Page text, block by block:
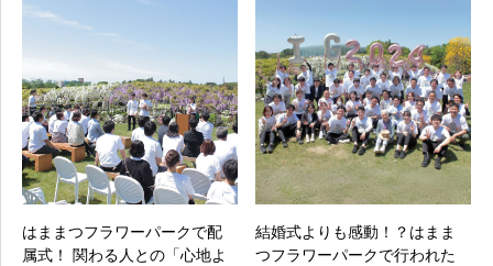
はままつフラワーパークで配
属式！ 関わる人との「心地よ
結婚式よりも感動！？はまま
つフラワーパークで行われた